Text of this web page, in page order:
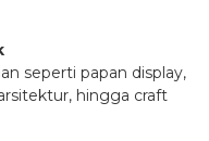
seperti papan display,
hingga craft